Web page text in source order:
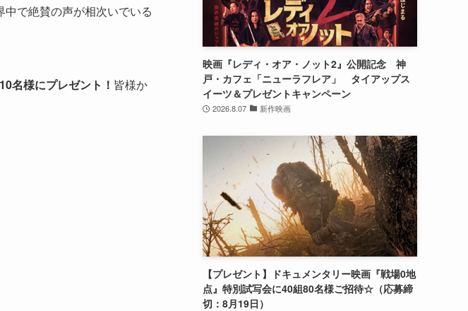
で絶賛の声が相次いでいる
名様にプレゼント！ 皆様か
映画『レディ・オア・ノット2』公開記念 神
戸・カフェ「ニューラフレア」 タイアップス
イーツ＆プレゼントキャンペーン
2026.8.07 新作映画
【プレゼント】ドキュメンタリー映画『戦場0地
点』特別試写会に40組80名様ご招待☆（応募締
切：8月19日）